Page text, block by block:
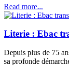
Read more...
Literie : Ebac
Depuis plus de 75
sa profonde